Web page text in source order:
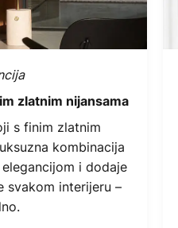
zlatnim nijansama
s finim zlatnim
kombinacija
i dodaje
svakom interijeru –